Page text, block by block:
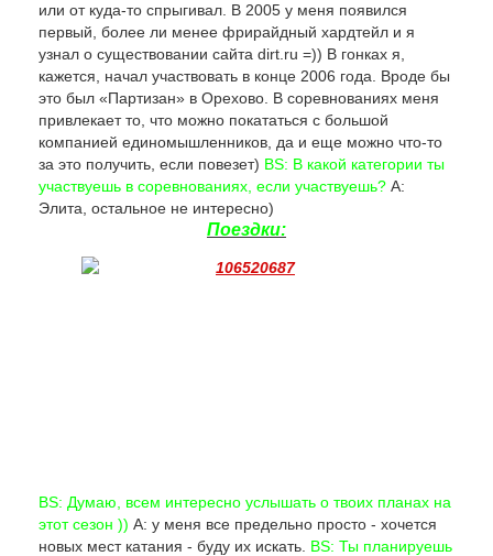
или от куда-то спрыгивал. В 2005 у меня появился
первый, более ли менее фрирайдный хардтейл и я
узнал о существовании сайта dirt.ru =)) В гонках я,
кажется, начал участвовать в конце 2006 года. Вроде бы
это был «Партизан» в Орехово. В соревнованиях меня
привлекает то, что можно покататься с большой
компанией единомышленников, да и еще можно что-то
за это получить, если повезет) BS: В какой категории ты
участвуешь в соревнованиях, если участвуешь? А:
Элита, остальное не интересно)
Поездки:
BS: Думаю, всем интересно услышать о твоих планах на
этот сезон )) А: у меня все предельно просто - хочется
новых мест катания - буду их искать. BS: Ты планируешь